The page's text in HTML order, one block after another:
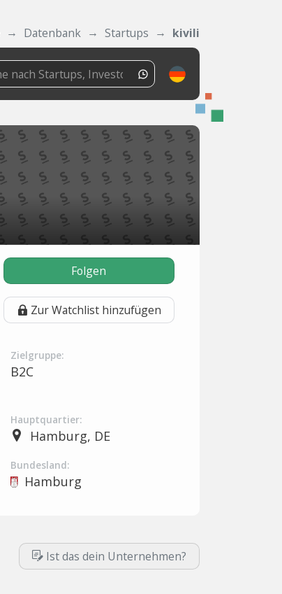
Datenbank Startups kivili
Folgen
Zur Watchlist hinzufügen
Zielgruppe:
B2C
Hauptquartier:
Hamburg, DE
Bundesland:
Hamburg
Ist das dein Unternehmen?